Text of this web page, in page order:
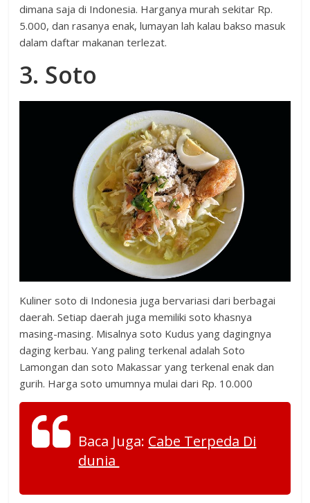
dimana saja di Indonesia. Harganya murah sekitar Rp.
5.000, dan rasanya enak, lumayan lah kalau bakso masuk
dalam daftar makanan terlezat.
3. Soto
Kuliner soto di Indonesia juga bervariasi dari berbagai
daerah. Setiap daerah juga memiliki soto khasnya
masing-masing. Misalnya soto Kudus yang dagingnya
daging kerbau. Yang paling terkenal adalah Soto
Lamongan dan soto Makassar yang terkenal enak dan
gurih. Harga soto umumnya mulai dari Rp. 10.000
Baca Juga: Cabe Terpeda Di
dunia